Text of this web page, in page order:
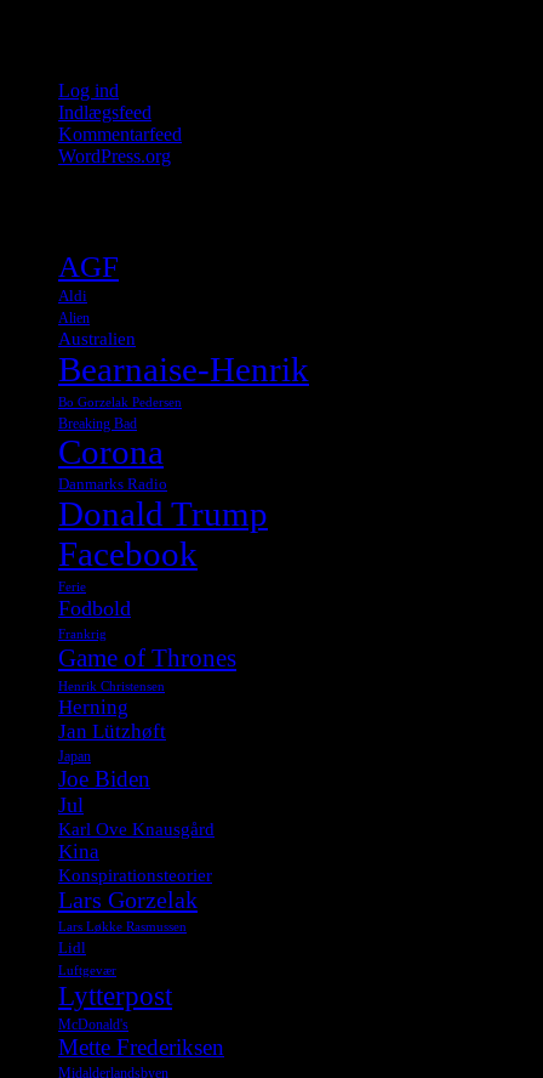
Log ind
Indlægsfeed
Kommentarfeed
WordPress.org
AGF
Aldi
Alien
Australien
Bearnaise-Henrik
Bo Gorzelak Pedersen
Breaking Bad
Corona
Danmarks Radio
Donald Trump
Facebook
Ferie
Fodbold
Frankrig
Game of Thrones
Henrik Christensen
Herning
Jan Lützhøft
Japan
Joe Biden
Jul
Karl Ove Knausgård
Kina
Konspirationsteorier
Lars Gorzelak
Lars Løkke Rasmussen
Lidl
Luftgevær
Lytterpost
McDonald's
Mette Frederiksen
Midalderlandsbyen